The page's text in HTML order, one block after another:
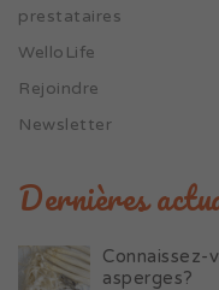
prestataires
WelloLife
Rejoindre
Newsletter
Dernières
Connaissez-
asperges?